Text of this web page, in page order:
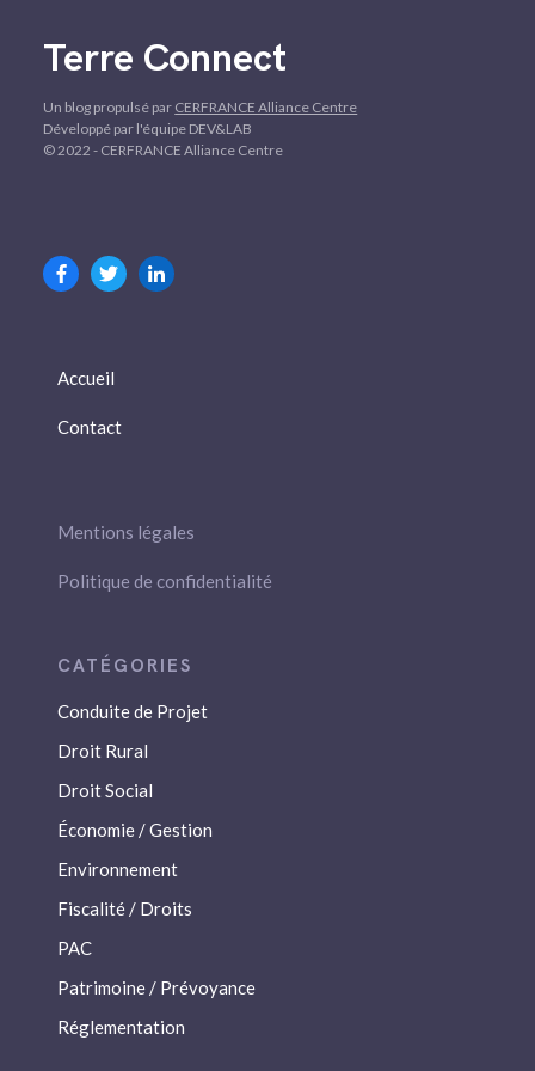
Terre Connect
Un blog propulsé par CERFRANCE Alliance Centre
Développé par l'équipe DEV&LAB
© 2022 - CERFRANCE Alliance Centre
Accueil
Contact
Mentions légales
Politique de confidentialité
Conduite de Projet
Droit Rural
Droit Social
Économie / Gestion
Environnement
Fiscalité / Droits
PAC
Patrimoine / Prévoyance
Réglementation